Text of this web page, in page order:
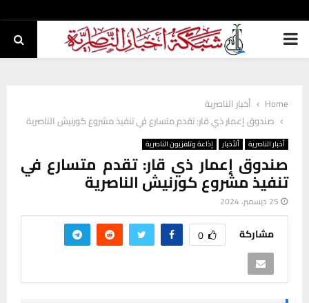
PRIMARY
Home
أخبار الناصرية
صندوق إعمار ذي قار: تقدم متسارع في تنفيذ مشروع كورنيش الناصرية
أخبار الناصرية ألأخبار إذاعة وتلفزيون الناصرية
صندوق إعمار ذي قار: تقدم متسارع في
تنفيذ مشروع كورنيش الناصرية
25 ديسمبر، 2024
مشاركة 0